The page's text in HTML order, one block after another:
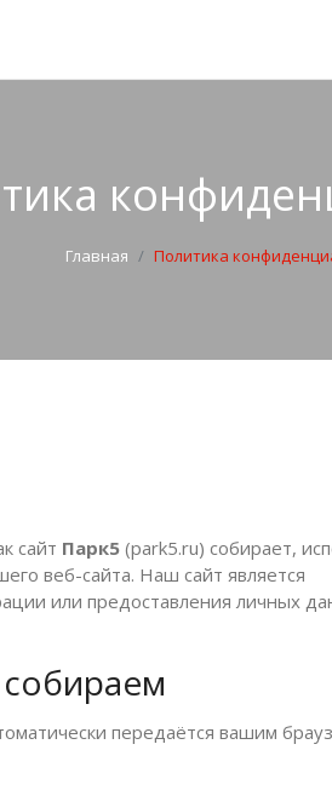
Главная Политика
сайт Парк5 (park5.ru) собирает,
веб-сайта. Наш сайт является
или предоставления личных
передаётся вашим